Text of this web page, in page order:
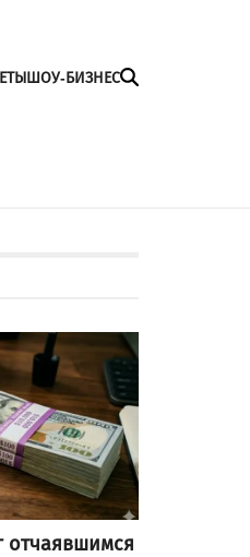
ШОУ-БИЗНЕС
отчаявшимся